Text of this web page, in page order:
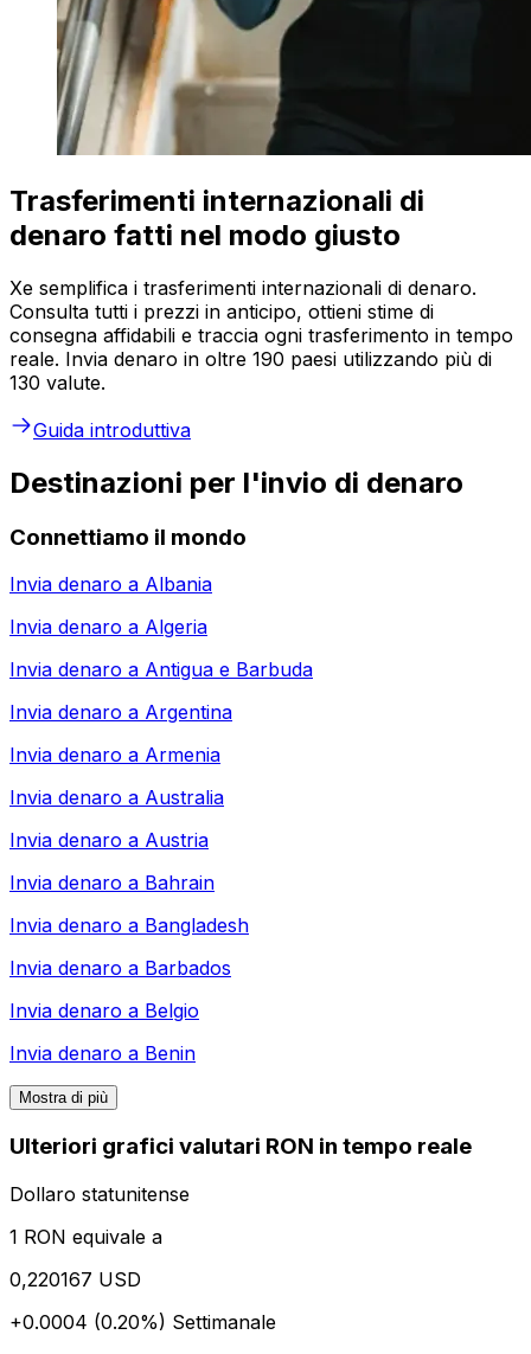
Trasferimenti internazionali di
denaro fatti nel modo giusto
Xe semplifica i trasferimenti internazionali di denaro.
Consulta tutti i prezzi in anticipo, ottieni stime di
consegna affidabili e traccia ogni trasferimento in tempo
reale. Invia denaro in oltre 190 paesi utilizzando più di
130 valute.
Guida introduttiva
Destinazioni per l'invio di denaro
Connettiamo il mondo
Invia denaro a Albania
Invia denaro a Algeria
Invia denaro a Antigua e Barbuda
Invia denaro a Argentina
Invia denaro a Armenia
Invia denaro a Australia
Invia denaro a Austria
Invia denaro a Bahrain
Invia denaro a Bangladesh
Invia denaro a Barbados
Invia denaro a Belgio
Invia denaro a Benin
Mostra di più
Ulteriori grafici valutari RON in tempo reale
Dollaro statunitense
1 RON equivale a
0,220167 USD
+0.0004 (0.20%) Settimanale